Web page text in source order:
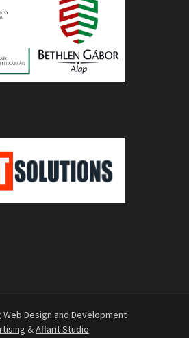
Design and Development
&Affarit Studio